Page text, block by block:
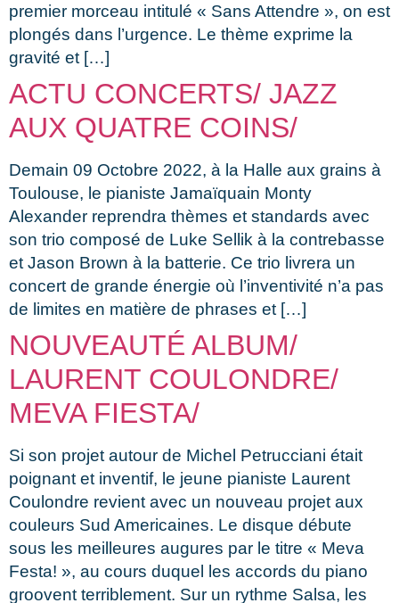
premier morceau intitulé « Sans Attendre », on est
plongés dans l’urgence. Le thème exprime la
gravité et […]
ACTU CONCERTS/ JAZZ
AUX QUATRE COINS/
Demain 09 Octobre 2022, à la Halle aux grains à
Toulouse, le pianiste Jamaïquain Monty
Alexander reprendra thèmes et standards avec
son trio composé de Luke Sellik à la contrebasse
et Jason Brown à la batterie. Ce trio livrera un
concert de grande énergie où l’inventivité n’a pas
de limites en matière de phrases et […]
NOUVEAUTÉ ALBUM/
LAURENT COULONDRE/
MEVA FIESTA/
Si son projet autour de Michel Petrucciani était
poignant et inventif, le jeune pianiste Laurent
Coulondre revient avec un nouveau projet aux
couleurs Sud Americaines. Le disque débute
sous les meilleures augures par le titre « Meva
Festa! », au cours duquel les accords du piano
groovent terriblement. Sur un rythme Salsa, les